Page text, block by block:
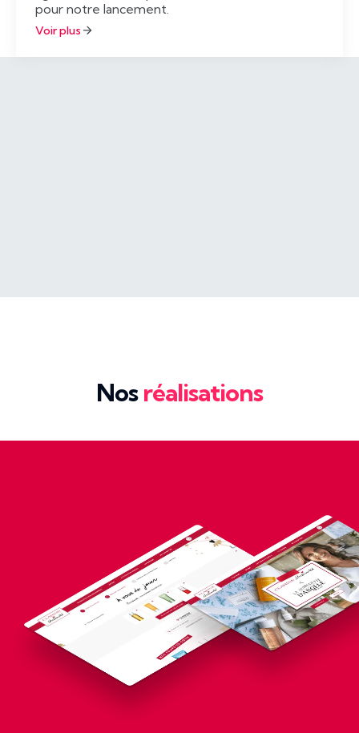
pour notre lancement.
Voir plus
Nosréalisations